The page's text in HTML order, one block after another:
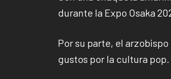
durante la Expo Osaka
Por su parte, el
gustos por la cultura pop.